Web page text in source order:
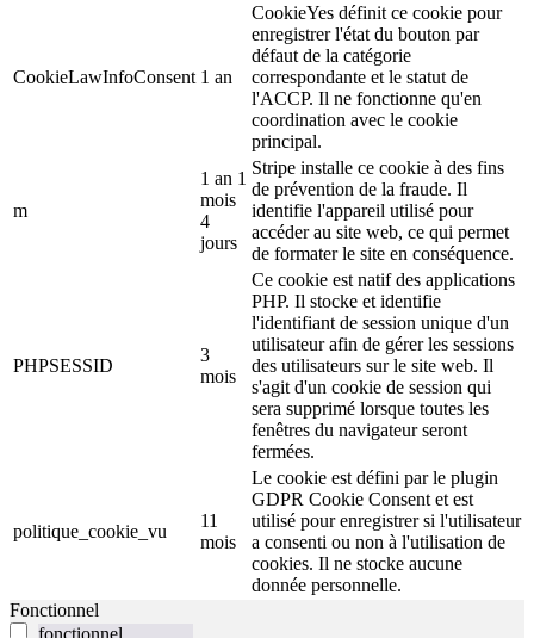
CookieLawInfoConsent 1 an
CookieYes définit ce cookie pour
enregistrer l'état du bouton par
défaut de la catégorie
correspondante et le statut de
l'ACCP. Il ne fonctionne qu'en
coordination avec le cookie
principal.
m
1 an 1
mois
4
jours
Stripe installe ce cookie à des fins
de prévention de la fraude. Il
identifie l'appareil utilisé pour
accéder au site web, ce qui permet
de formater le site en conséquence.
PHPSESSID
3
mois
Ce cookie est natif des applications
PHP. Il stocke et identifie
l'identifiant de session unique d'un
utilisateur afin de gérer les sessions
des utilisateurs sur le site web. Il
s'agit d'un cookie de session qui
sera supprimé lorsque toutes les
fenêtres du navigateur seront
fermées.
politique_cookie_vu
11
mois
Le cookie est défini par le plugin
GDPR Cookie Consent et est
utilisé pour enregistrer si l'utilisateur
a consenti ou non à l'utilisation de
cookies. Il ne stocke aucune
donnée personnelle.
Fonctionnel
fonctionnel